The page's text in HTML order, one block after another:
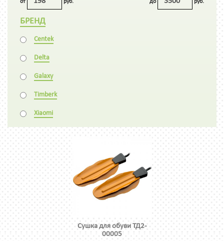
от руб. до руб.
БРЕНД
Centek
Delta
Galaxy
Timberk
Xiaomi
Сушка для обуви ТД2-
00005